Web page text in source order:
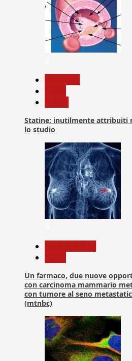
Statine: inutilmente attribuiti
lo studio
Un farmaco, due nuove
con carcinoma mammario
con tumore al seno
(mtnbc)